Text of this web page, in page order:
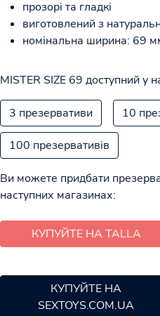
прозорі та гладкі
виготовлений з
номінальна ширина: 69
MISTER SIZE 69 доступний у
3 презервативи 10
100 презервативів
Ви можете придбати
наступних магазинах:
КУПУЙТЕ НА TALLA
КУПУЙТЕ НА
SEXTOYS.COM.UA